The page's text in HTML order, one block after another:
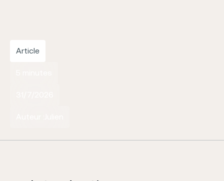
Article